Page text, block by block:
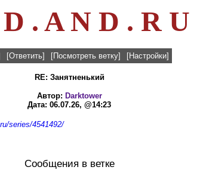
. A N D . R U
[Ответить] [Посмотреть ветку] [Настройки]
RE: Занятненький
Автор: Darktower
Дата: 06.07.26, @14:23
series/4541492/
Сообщения в ветке